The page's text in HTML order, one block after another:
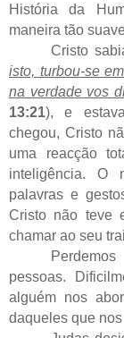
História da
maneira tão
Cristo
isto, turbou-se
na verdade vos
13:21), e
chegou, Cristo
uma reacção
inteligência. O
palavras e
Cristo não teve
chamar ao seu
pessoas.
alguém nos
daqueles que